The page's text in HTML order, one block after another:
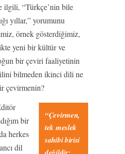
ilgili, “Türkçe’nin bile
yıllar,” yorumunu
örnek gösterdiğimiz,
yeni bir kültür ve
bir çeviri faaliyetinin
bilmeden ikinci dili ne
çevirmenin?
“Çevirmen,
tek meslek
sahibi birisi
bir
herkes
dil